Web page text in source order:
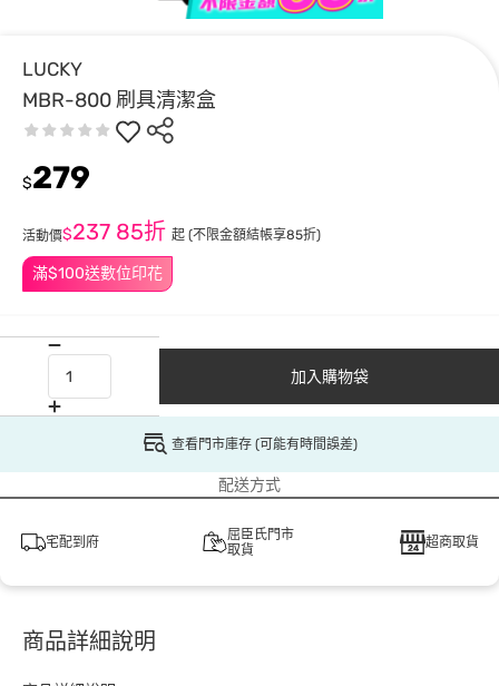
LUCKY
MBR-800 刷具清潔盒
滿$100送數位印花
$279
活動價$237 85折 起 (不限金額結帳享85折)
加入購物袋
查看門市庫存 (可能有時間誤差)
配送方式
宅配到府
屈臣氏門市
取貨
超商取貨
商品詳細說明